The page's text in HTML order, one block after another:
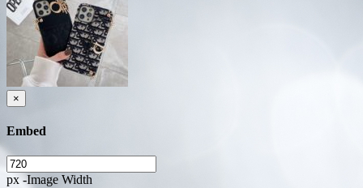
×
Embed
px -Image Width